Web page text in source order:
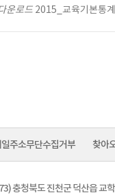
운로드 2015_교육기본통
주소무단수집거부 찾아
충청북도 진천군 덕산읍